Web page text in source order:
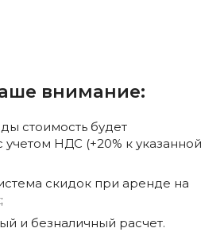
внимание:
стоимость будет
НДС (+20% к указанной
скидок при аренде на
и безналичный расчет.